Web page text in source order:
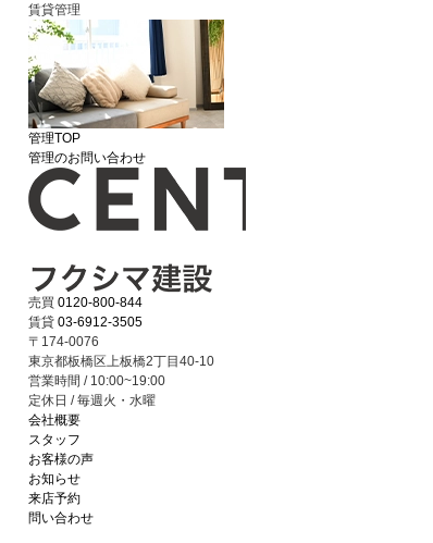
賃貸管理
管理TOP
管理のお問い合わせ
売買 0120-800-844
賃貸 03-6912-3505
〒174-0076
東京都板橋区上板橋2丁目40-10
営業時間 / 10:00~19:00
定休日 / 毎週火・水曜
会社概要
スタッフ
お客様の声
お知らせ
来店予約
問い合わせ